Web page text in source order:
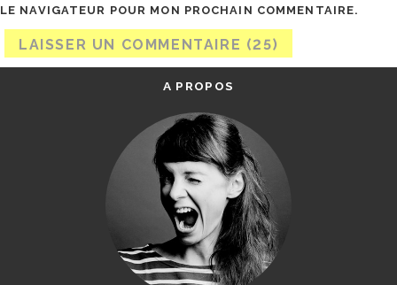
LE NAVIGATEUR POUR MON PROCHAIN COMMENTAIRE.
A PROPOS